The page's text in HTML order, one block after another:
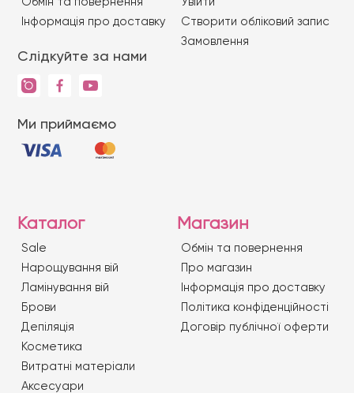
Iнформація про доставку
Слідкуйте за нами
Ми приймаємо
Створити обліковий запис
Замовлення
Каталог
Sale
Нарощування вій
Ламінування вій
Брови
Депіляція
Косметика
Витратні матеріали
Аксесуари
Магазин
Обмін та повернення
Про магазин
Iнформація про доставку
Політика конфіденційності
Договір публічної оферти